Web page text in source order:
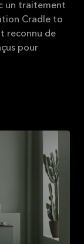
un traitement
Cradle to
reconnu de
pour